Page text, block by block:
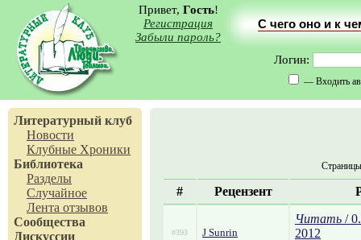
Привет, Гость!
Регистрация
Забыли пароль?
С чего оно и к
Логин:
— Входить
Литературный клуб
Новости
Клубные Хроники
Библиотека
Разделы
Случайное
Лента отзывов
Сообщества
Дискуссии
# Рецензент
#393 J Sunrin
Читать /
2012